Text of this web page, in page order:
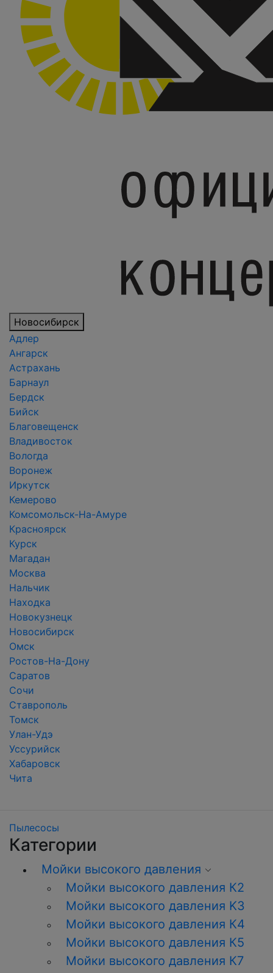
Новосибирск
Адлер
Ангарск
Астрахань
Барнаул
Бердск
Бийск
Благовещенск
Владивосток
Вологда
Воронеж
Иркутск
Кемерово
Комсомольск-На-Амуре
Красноярск
Курск
Магадан
Москва
Нальчик
Находка
Новокузнецк
Новосибирск
Омск
Ростов-На-Дону
Саратов
Сочи
Ставрополь
Томск
Улан-Удэ
Уссурийск
Хабаровск
Чита
Пылесосы
Категории
Мойки высокого давления
Мойки высокого давления К2
Мойки высокого давления K3
Мойки высокого давления К4
Мойки высокого давления К5
Мойки высокого давления К7